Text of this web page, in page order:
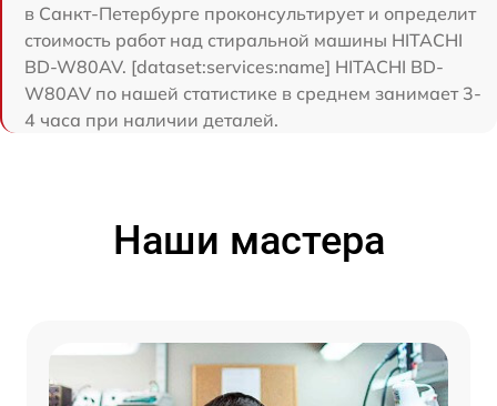
в Санкт-Петербурге проконсультирует и определит
стоимость работ над стиральной машины HITACHI
BD-W80AV. [dataset:services:name] HITACHI BD-
W80AV по нашей статистике в среднем занимает 3-
4 часа при наличии деталей.
Наши мастера